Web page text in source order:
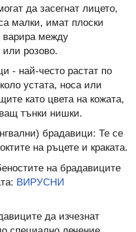
да засегнат лицето,
малки, имат плоски
варира между
розово.
- най-често растат по
устата, носа или
като цвета на кожата,
тънки нишки.
брадавици: Те се
на ръцете и краката.
на брадавиците
ВИРУСНИ
да изчезнат